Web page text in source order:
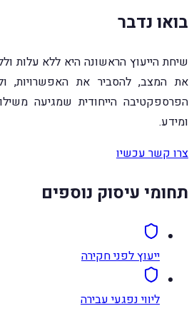
בואו נדבר
שיחת הייעוץ הראשונה היא ללא עלות
את המצב, להסביר את האפשרויות,
הפרספקטיבה הייחודית שמגיעה
ומידע.
צרו קשר עכשיו
תחומי עיסוק נוספים
ייעוץ לפני חקירה
ליווי נפגעי עבירה